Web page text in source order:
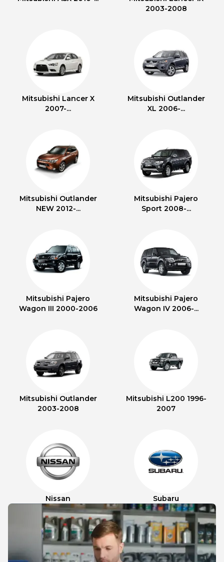
2003-2008
Mitsubishi Lancer X
2007-...
Mitsubishi Outlander
XL 2006-...
Mitsubishi Outlander
NEW 2012-...
Mitsubishi Pajero
Sport 2008-...
Mitsubishi Pajero
Wagon III 2000-2006
Mitsubishi Pajero
Wagon IV 2006-...
Mitsubishi Outlander
2003-2008
Mitsubishi L200 1996-
2007
Nissan Subaru